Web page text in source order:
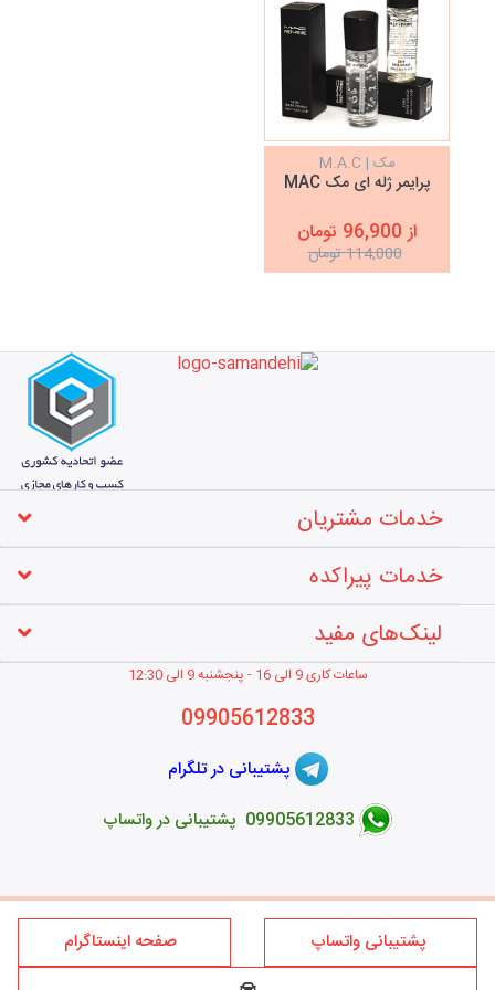
مک | M.A.C
پرایمر ژله ای مک MAC
از 96,900 تومان
114,000 تومان
خدمات مشتریان
خدمات پیراکده
لینک‌های مفید
ساعات کاری 9 الی 16 - پنجشنبه 9 الی 12 :30
09905612833
پشتیبانی در تلگرام
09905612833 پشتیبانی در واتساپ
طراحی فروشگاه اینترنتی
کلیه حقوق این سایت متعلق به برند پیراکده می‌باشد؛ استفاده از مطالب
فروشگاه اینترنتی پیراکده فقط برای مقاصد غیر تجاری و با ذکر منبع و درج
پشتیبانی واتساپ صفحه اینستاگرام